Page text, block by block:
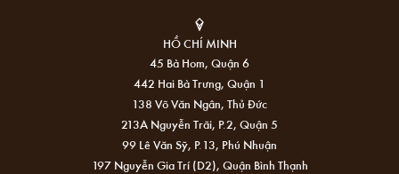
HỒ CHÍ MINH
45 Bà Hom, Quận 6
442 Hai Bà Trưng, Quận 1
138 Võ Văn Ngân, Thủ Đức
213A Nguyễn Trãi, P.2, Quận 5
99 Lê Văn Sỹ, P.13, Phú Nhuận
197 Nguyễn Gia Trí (D2), Quận Bình Thạnh